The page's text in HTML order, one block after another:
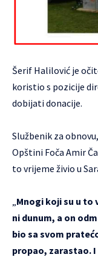
Šerif Halilović je
koristio s pozicije
dobijati donacije.
Službenik za
Opštini Foča Amir
to vrijeme živio u
„Mnogi koji su u to
ni dunum, a on
bio sa svom
propao, zarastao.